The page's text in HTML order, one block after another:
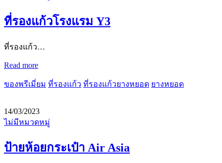
ที่รองแก้วโรงแรม Y3
ที่รองแก้ว…
Read more
ของพรีเมี่ยม ที่รองแก้ว ที่รองแก้วยางหยอด ยางหยอด
14/03/2023
ไม่มีหมวดหมู่
ป้ายห้อยกระเป๋า Air Asia